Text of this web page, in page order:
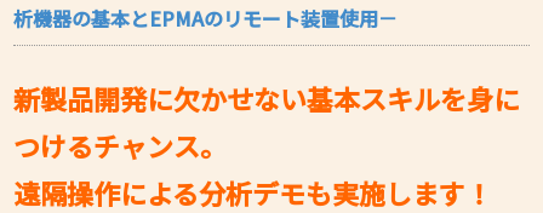
析機器の基本とEPMAのリモート装置使用－
新製品開発に欠かせない基本スキルを身に
つけるチャンス。
遠隔操作による分析デモも実施します！